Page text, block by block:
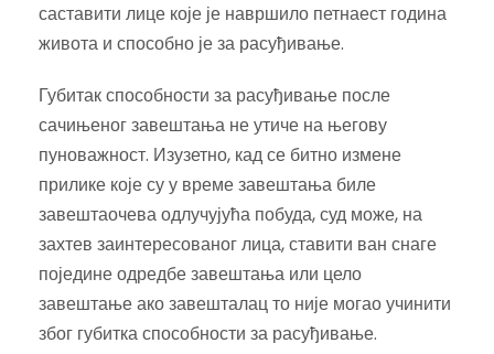
саставити лице које је навршило петнаест година
живота и способно је за расуђивање.
Губитак способности за расуђивање после
сачињеног завештања не утиче на његову
пуноважност. Изузетно, кад се битно измене
прилике које су у време завештања биле
завештаочева одлучујућа побуда, суд може, на
захтев заинтересованог лица, ставити ван снаге
поједине одредбе завештања или цело
завештање ако завешталац то није могао учинити
због губитка способности за расуђивање.